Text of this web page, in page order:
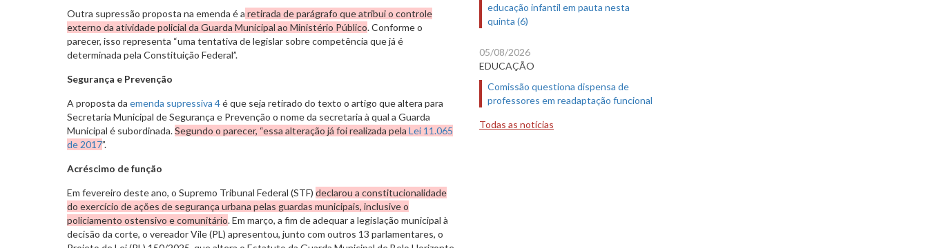
Outra supressão proposta na emenda é a retirada de parágrafo que atribui o controle
externo da atividade policial da Guarda Municipal ao Ministério Público. Conforme o
parecer, isso representa “uma tentativa de legislar sobre competência que já é
determinada pela Constituição Federal”.
Segurança e Prevenção
A proposta da emenda supressiva 4é que seja retirado do texto o artigo que altera para
Secretaria Municipal de Segurança e Prevenção o nome da secretaria à qual a Guarda
Municipal é subordinada.Segundo o parecer, “essa alteração já foi realizada pela Lei 11.065
de 2017”.
Acréscimo de função
Em fevereiro deste ano, o Supremo Tribunal Federal (STF) declarou a constitucionalidade
do exercício de ações de segurança urbana pelas guardas municipais, inclusive o
policiamento ostensivo e comunitário. Em março, a fim de adequar a legislação municipal à
decisão da corte, o vereador Vile (PL) apresentou, junto com outros 13 parlamentares, o
educação infantil em pauta nesta
quinta (6)
05/08/2026
EDUCAÇÃO
Comissão questiona dispensa de
professores em readaptação funcional
Todas as notícias